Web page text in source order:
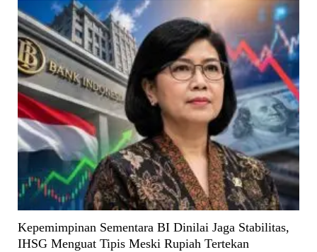
Kepemimpinan Sementara BI Dinilai Jaga Stabilitas,
IHSG Menguat Tipis Meski Rupiah Tertekan